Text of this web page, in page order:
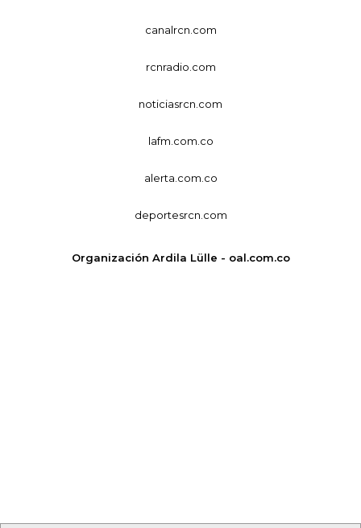
canalrcn.com
rcnradio.com
noticiasrcn.com
lafm.com.co
alerta.com.co
deportesrcn.com
Organización Ardila Lülle - oal.com.co